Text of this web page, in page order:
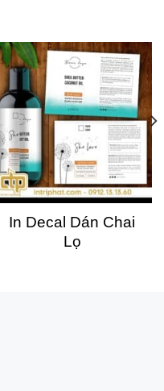
In Decal Dán Chai
Lọ